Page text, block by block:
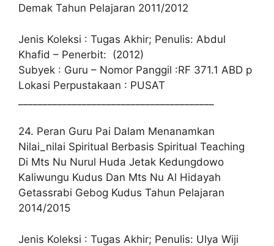
Demak Tahun Pelajaran 2011/2012
Jenis Koleksi : Tugas Akhir; Penulis: Abdul
Khafid – Penerbit: (2012)
Subyek : Guru – Nomor Panggil :RF 371.1 ABD p
Lokasi Perpustakaan : PUSAT
24. Peran Guru Pai Dalam Menanamkan
Nilai_nilai Spiritual Berbasis Spiritual Teaching
Di Mts Nu Nurul Huda Jetak Kedungdowo
Kaliwungu Kudus Dan Mts Nu Al Hidayah
Getassrabi Gebog Kudus Tahun Pelajaran
2014/2015
Jenis Koleksi : Tugas Akhir; Penulis: Ulya Wiji